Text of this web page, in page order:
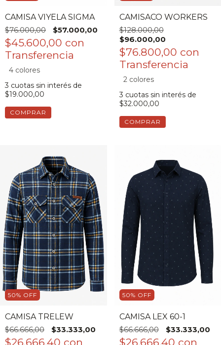
CAMISA VIYELA SIGMA
$76.000,00
$57.000,00
$45.600,00 con
4 colores
3 cuotas sin interés de
$19.000,00
COMPRAR
CAMISACO WORKERS
$128.000,00
$96.000,00
$76.800,00 con
2 colores
3 cuotas sin interés de
$32.000,00
COMPRAR
50% OFF
CAMISA TRELEW
$66.666,00
$33.333,00
$26.666,40 con
50% OFF
CAMISA LEX 60-1
$66.666,00
$33.333,00
$26.666,40 con